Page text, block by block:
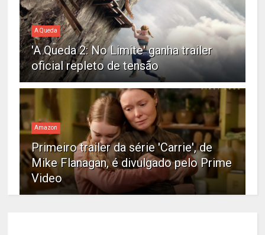
A Queda
'A Queda 2: No Limite' ganha trailer
oficial repleto de tensão
Amazon
Primeiro trailer da série 'Carrie', de
Mike Flanagan, é divulgado pelo Prime
Video